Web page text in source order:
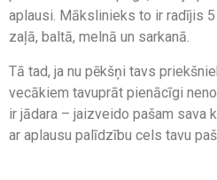
aplausi. Mākslinieks to ir radījis
zaļā, baltā, melnā un sarkanā.
Tā tad, ja nu pēkšņi tavs
vecākiem tavuprāt pienācīgi
ir jādara – jaizveido pašam sava
ar aplausu palīdzību cels tavu